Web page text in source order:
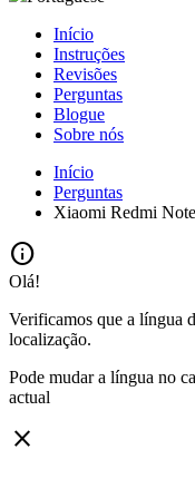
Início
Instruções
Revisões
Perguntas
Blogue
Sobre nós
Início
Perguntas
Xiaomi Redmi
info
Olá!
Verificamos que a língua
localização.
Pode mudar a língua no
actual
close